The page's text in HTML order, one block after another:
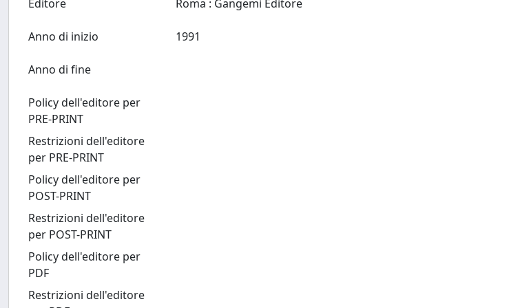
Editore
Anno di inizio
Anno di fine
Policy dell'editore per
PRE-PRINT
Restrizioni dell'editore
per PRE-PRINT
Policy dell'editore per
POST-PRINT
Restrizioni dell'editore
per POST-PRINT
Policy dell'editore per
PDF
Restrizioni dell'editore